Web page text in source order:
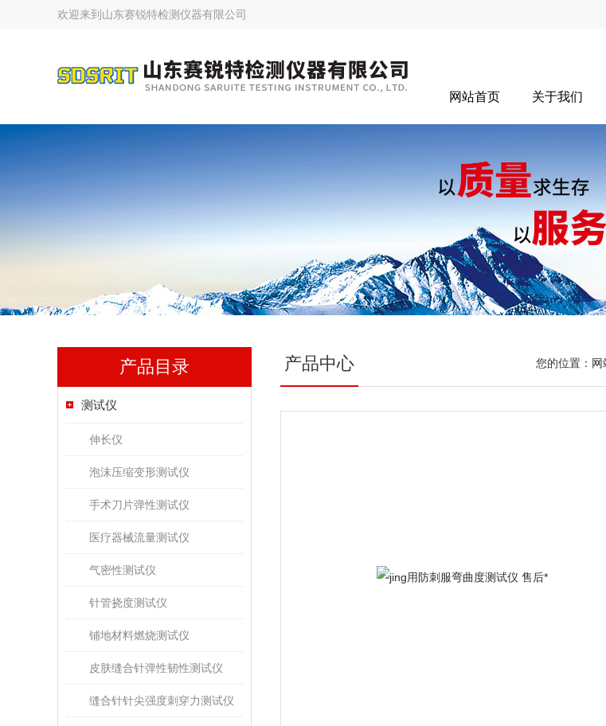
欢迎来到 山东赛锐特检测仪器有限公司
网站首页 关于我们
产品目录
测试仪
伸长仪
泡沫压缩变形测试仪
手术刀片弹性测试仪
医疗器械流量测试仪
气密性测试仪
针管挠度测试仪
铺地材料燃烧测试仪
皮肤缝合针弹性韧性测试仪
缝合针针尖强度刺穿力测试仪
产品中心 您的位置： 网